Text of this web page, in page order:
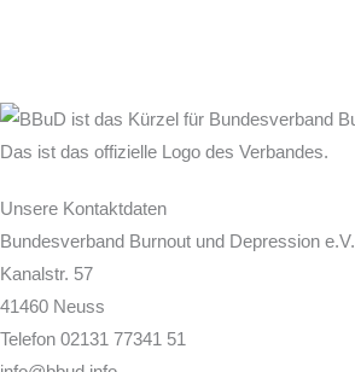
Unsere Kontaktdaten
Bundesverband Burnout und Depression e.V.
Kanalstr. 57
41460 Neuss
Telefon 02131 77341 51